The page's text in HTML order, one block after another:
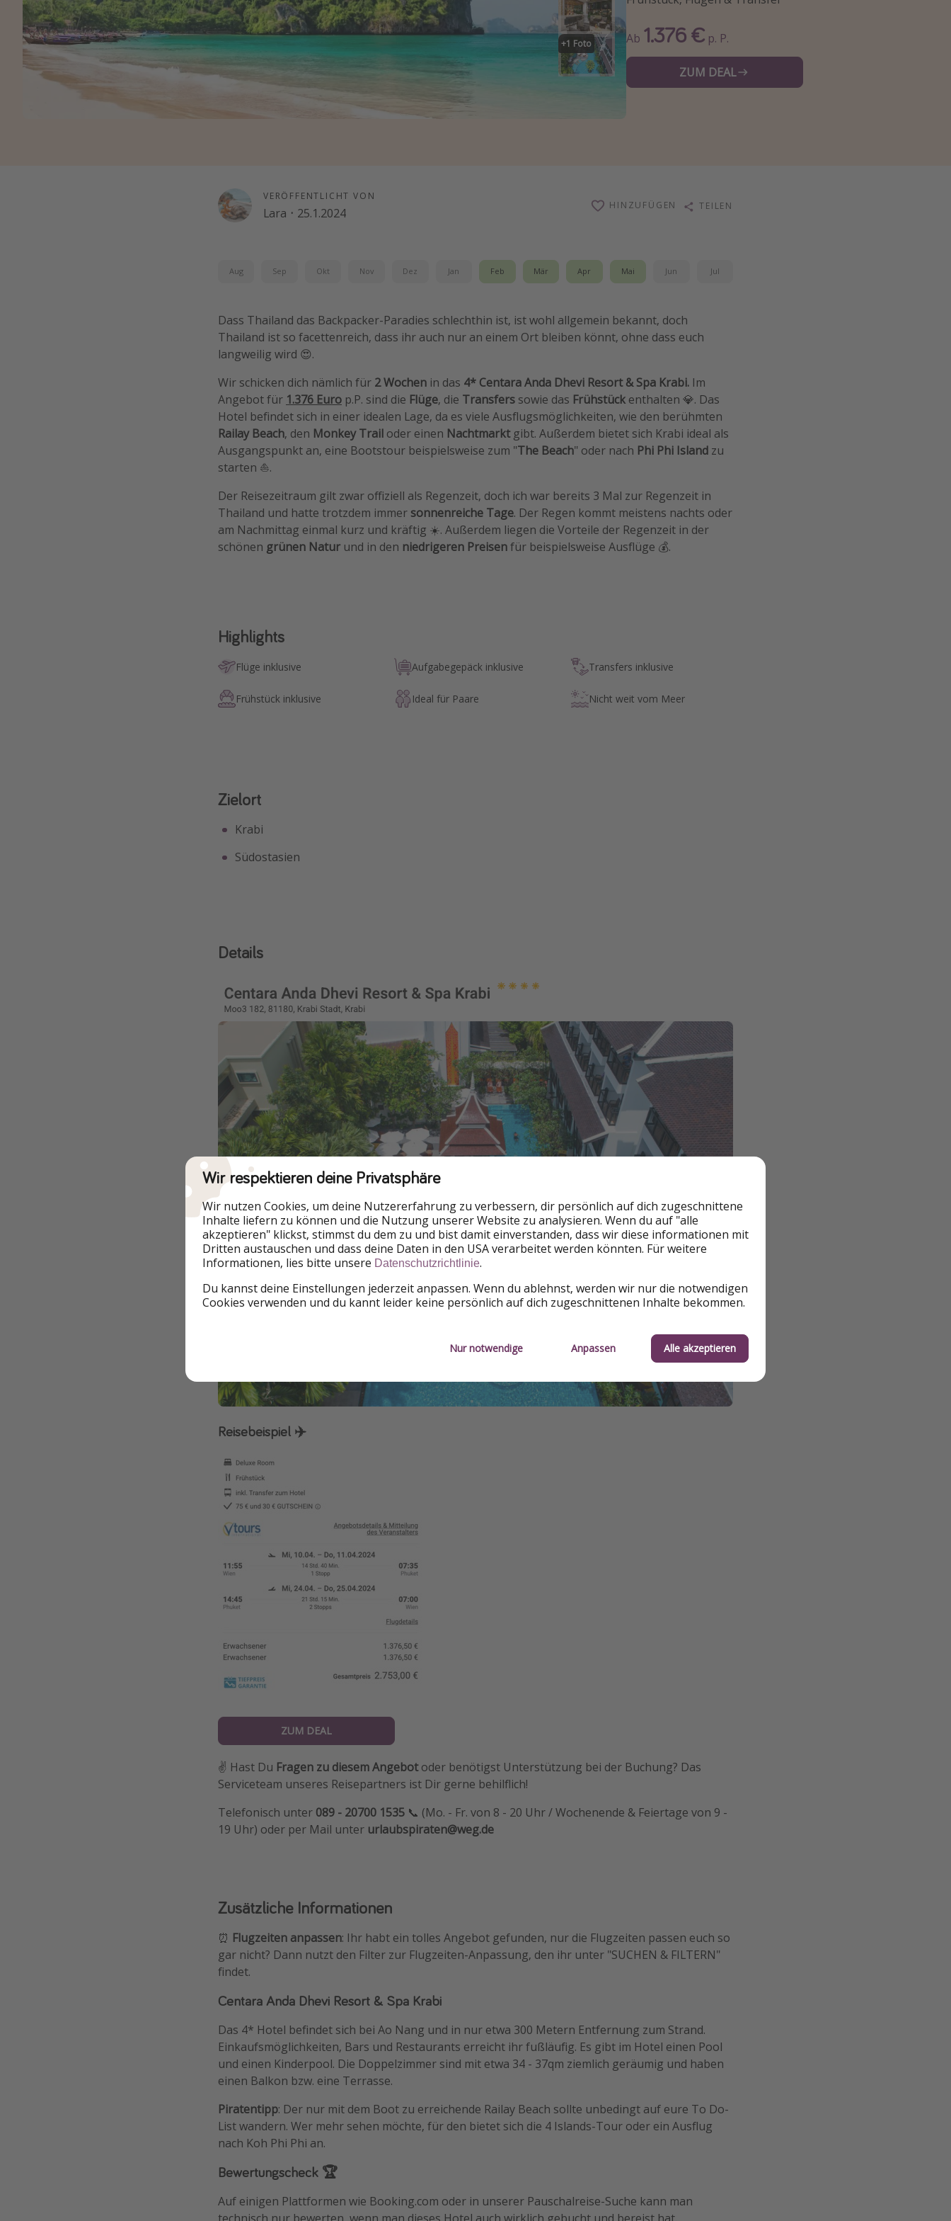
+1 Foto Ab 1.376 € p. P.
ZUM DEAL
VERÖFFENTLICHT VON
Lara · 25.1.2024
HINZUFÜGEN TEILEN
Aug Sep Okt Nov Dez Jan Feb Mär Apr Mai Jun Jul
Dass Thailand das Backpacker-Paradies schlechthin ist, ist wohl allgemein bekannt, doch
Thailand ist so facettenreich, dass ihr auch nur an einem Ort bleiben könnt, ohne dass euch
langweilig wird 😍.
Wir schicken dich nämlich für 2 Wochen in das 4* Centara Anda Dhevi Resort & Spa Krabi. Im
Angebot für 1.376 Euro p.P. sind die Flüge, die Transfers sowie das Frühstück enthalten 💎. Das
Hotel befindet sich in einer idealen Lage, da es viele Ausflugsmöglichkeiten, wie den berühmten
Railay Beach, den Monkey Trail oder einen Nachtmarktgibt. Außerdem bietet sich Krabi ideal als
Ausgangspunkt an, eine Bootstour beispielsweise zum "The Beach" oder nach Phi Phi Island zu
starten ⛵️.
Der Reisezeitraum gilt zwar offiziell als Regenzeit, doch ich war bereits 3 Mal zur Regenzeit in
Thailand und hatte trotzdem immer sonnenreiche Tage. Der Regen kommt meistens nachts oder
am Nachmittag einmal kurz und kräftig ☀️. Außerdem liegen die Vorteile der Regenzeit in der
schönen grünen Natur und in den niedrigeren Preisenfür beispielsweise Ausflüge 💰.
Highlights
Flüge inklusive Aufgabegepäck inklusive Transfers inklusive
Frühstück inklusive Ideal für Paare Nicht weit vom Meer
Zielort
Krabi
Südostasien
Details
Reisebeispiel ✈️
ZUM DEAL
✌️ Hast Du Fragen zu diesem Angebotoder benötigst Unterstützung bei der Buchung? Das
Serviceteam unseres Reisepartners ist Dir gerne behilflich!
Telefonisch unter 089 - 20700 1535 📞 (Mo. - Fr. von 8 - 20 Uhr / Wochenende & Feiertage von 9 -
19 Uhr) oder per Mail unter urlaubspiraten@weg.de
Zusätzliche Informationen
⏰ Flugzeiten anpassen: Ihr habt ein tolles Angebot gefunden, nur die Flugzeiten passen euch so
gar nicht? Dann nutzt den Filter zur Flugzeiten-Anpassung, den ihr unter "SUCHEN & FILTERN"
findet.
Centara Anda Dhevi Resort & Spa Krabi
Das 4* Hotel befindet sich bei Ao Nang und in nur etwa 300 Metern Entfernung zum Strand.
Einkaufsmöglichkeiten, Bars und Restaurants erreicht ihr fußläufig. Es gibt im Hotel einen Pool
und einen Kinderpool. Die Doppelzimmer sind mit etwa 34 - 37qm ziemlich geräumig und haben
einen Balkon bzw. eine Terrasse.
Piratentipp: Der nur mit dem Boot zu erreichende Railay Beach sollte unbedingt auf eure To Do-
List wandern. Wer mehr sehen möchte, für den bietet sich die 4 Islands-Tour oder ein Ausflug
nach Koh Phi Phi an.
Bewertungscheck 🏆
Auf einigen Plattformen wie Booking.com oder in unserer Pauschalreise-Suche kann man
Wir respektieren deine Privatsphäre
Wir nutzen Cookies, um deine Nutzererfahrung zu verbessern, dir persönlich auf dich zugeschnittene
Inhalte liefern zu können und die Nutzung unserer Website zu analysieren. Wenn du auf "alle
akzeptieren" klickst, stimmst du dem zu und bist damit einverstanden, dass wir diese informationen mit
Dritten austauschen und dass deine Daten in den USA verarbeitet werden könnten. Für weitere
Informationen, lies bitte unsere Datenschutzrichtlinie.
Du kannst deine Einstellungen jederzeit anpassen. Wenn du ablehnst, werden wir nur die notwendigen
Cookies verwenden und du kannt leider keine persönlich auf dich zugeschnittenen Inhalte bekommen.
Nur notwendige Anpassen Alle akzeptieren